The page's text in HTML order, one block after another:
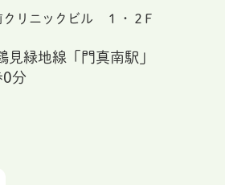
クリニックビル １・２F
見緑地線「門真南駅」
0分